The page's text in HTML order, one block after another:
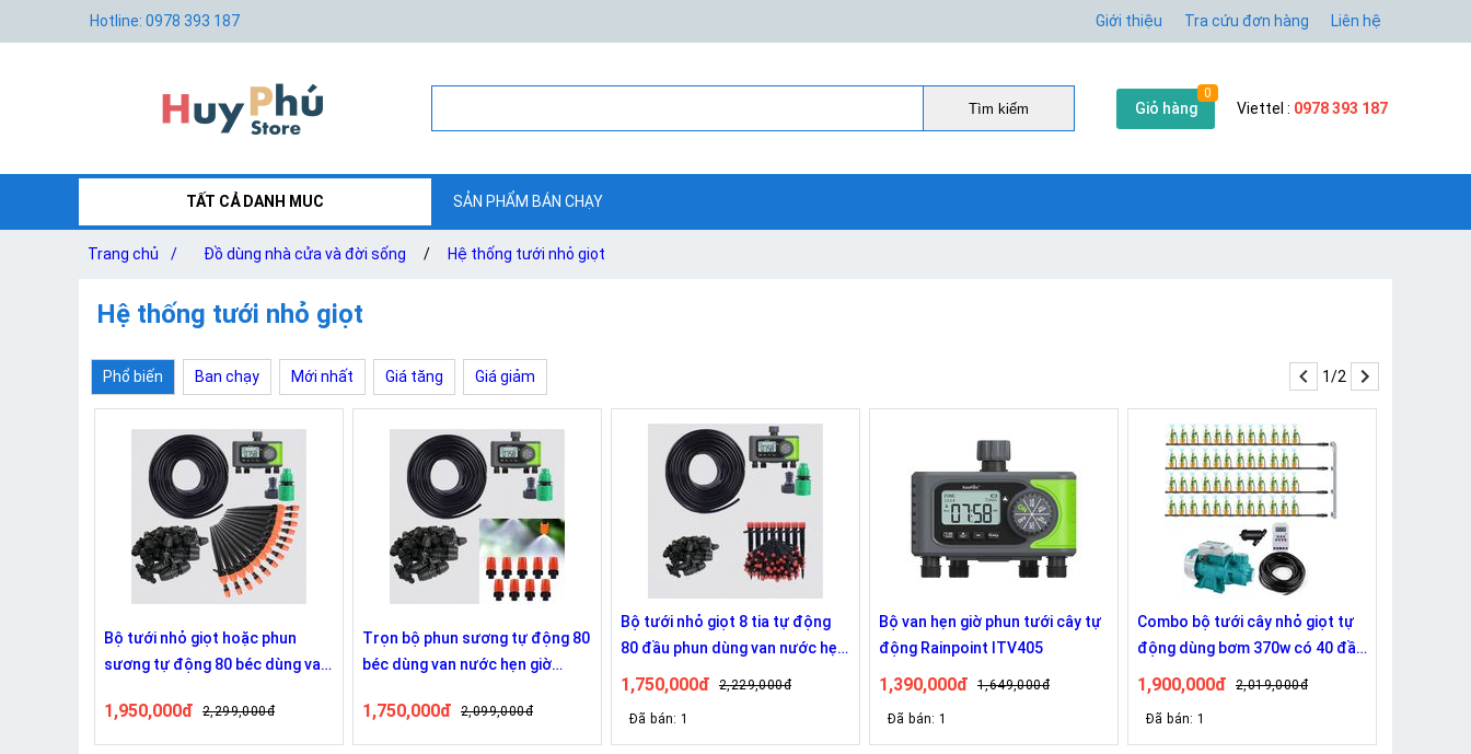
Hotline: 0978 393 187 Giới thiệu Tra cứu đơn hàng Liên hệ
Tìm kiếm Giỏ hàng
0
Viettel : 0978 393 187
TẤT CẢ DANH MUC SẢN PHẨM BÁN CHẠY
Trang chủ / Đồ dùng nhà cửa và đời sống / Hệ thống tưới nhỏ giọt
Hệ thống tưới nhỏ giọt
Phổ biến Ban chạy Mới nhất Giá tăng Giá giảm 1/2
Bộ tưới nhỏ giọt hoặc phun
sương tự động 80 béc dùng van
1,950,000đ 2,299,000đ
Trọn bộ phun sương tự động 80
béc dùng van nước hẹn giờ
1,750,000đ 2,099,000đ
Bộ tưới nhỏ giọt 8 tia tự động
80 đầu phun dùng van nước hẹn
giờ RainPoint ITV405
1,750,000đ 2,229,000đ
Đã bán: 1
Bộ van hẹn giờ phun tưới cây tự
động Rainpoint ITV405
1,390,000đ 1,649,000đ
Đã bán: 1
Combo bộ tưới cây nhỏ giọt tự
động dùng bơm 370w có 40 đầu
phun 8 tia
1,900,000đ 2,019,000đ
Đã bán: 1